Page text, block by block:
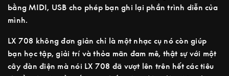
bằng MIDI, USB cho phép bạn ghi lại phần trình diễn của
mình.
LX 708 không đơn giản chỉ là một nhạc cụ nó còn giúp
bạn học tập, giải trí và thỏa mãn đam mê, thật sự với một
cây đàn điện mà nói LX 708 đã vượt lên trên hết các tiêu